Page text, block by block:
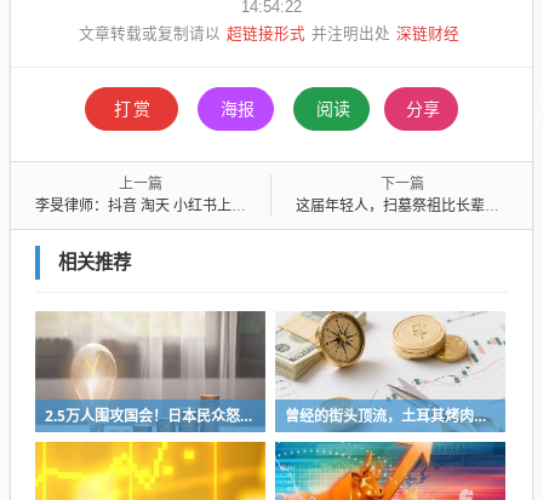
14:54:22
文章转载或复制请以 超链接形式 并注明出处 深链财经
打赏 海报 阅读 分享
上一篇
李旻律师：抖音 淘天 小红书上“优思益”可能涉嫌虚假广告罪 将受到刑事处罚
下一篇
这届年轻人，扫墓祭祖比长辈还积极了？
相关推荐
2.5万人围攻国会！日本民众怒了：让她下台！ 曾经的街头顶流，土耳其烤肉为什么消失了？